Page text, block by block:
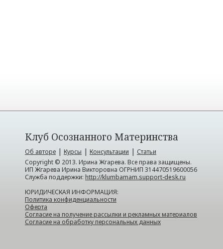
Клуб Осознанного Материнства
Об авторе | Курсы | Консультации | Статьи
Copyright © 2013. Ирина Жгарева. Все права защищены.
ИП Жгарева Ирина Викторовна ОГРНИП 314470519600056
Служба поддержки: http://klumbamam.support-desk.ru
ЮРИДИЧЕСКАЯ ИНФОРМАЦИЯ:
Политика конфиденциальности
Оферта
Согласие на получение рассылки и рекламных материалов
Согласие на обработку персональных данных